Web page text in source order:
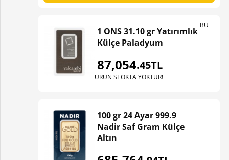
1 ONS 31.10 gr Yatırımlık
Külçe Paladyum
87,054.45TL
BU
ÜRÜN STOKTA YOKTUR!
100 gr 24 Ayar 999.9
Nadir Saf Gram Külçe
Altın